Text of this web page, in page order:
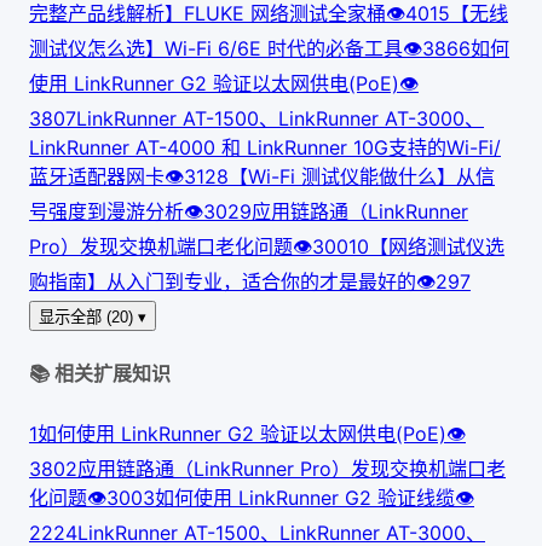
完整产品线解析】FLUKE 网络测试全家桶👁4015 【无线
测试仪怎么选】Wi-Fi 6/6E 时代的必备工具👁3866如何
使用 LinkRunner G2 验证以太网供电(PoE)👁
3807LinkRunner AT-1500、LinkRunner AT-3000、
LinkRunner AT-4000 和 LinkRunner 10G支持的Wi-Fi/
蓝牙适配器网卡👁3128 【Wi-Fi 测试仪能做什么】从信
号强度到漫游分析👁3029应用链路通（LinkRunner
Pro）发现交换机端口老化问题👁30010 【网络测试仪选
购指南】从入门到专业，适合你的才是最好的👁297
显示全部 (20) ▾
📚 相关扩展知识
1如何使用 LinkRunner G2 验证以太网供电(PoE)👁
3802应用链路通（LinkRunner Pro）发现交换机端口老
化问题👁3003如何使用 LinkRunner G2 验证线缆👁
2224LinkRunner AT-1500、LinkRunner AT-3000、